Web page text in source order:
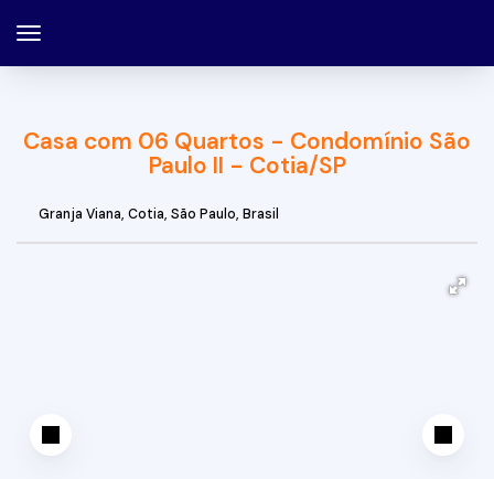
Casa com 06 Quartos - Condomínio São
Paulo II - Cotia/SP
Granja Viana, Cotia, São Paulo, Brasil